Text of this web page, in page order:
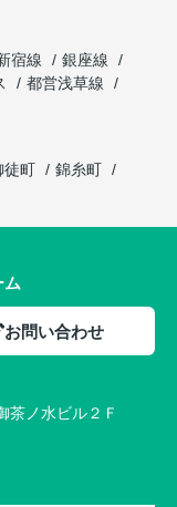
宿線
銀座線
都営浅草線
徒町
錦糸町
ム
お問い合わせ
茶ノ水ビル２Ｆ